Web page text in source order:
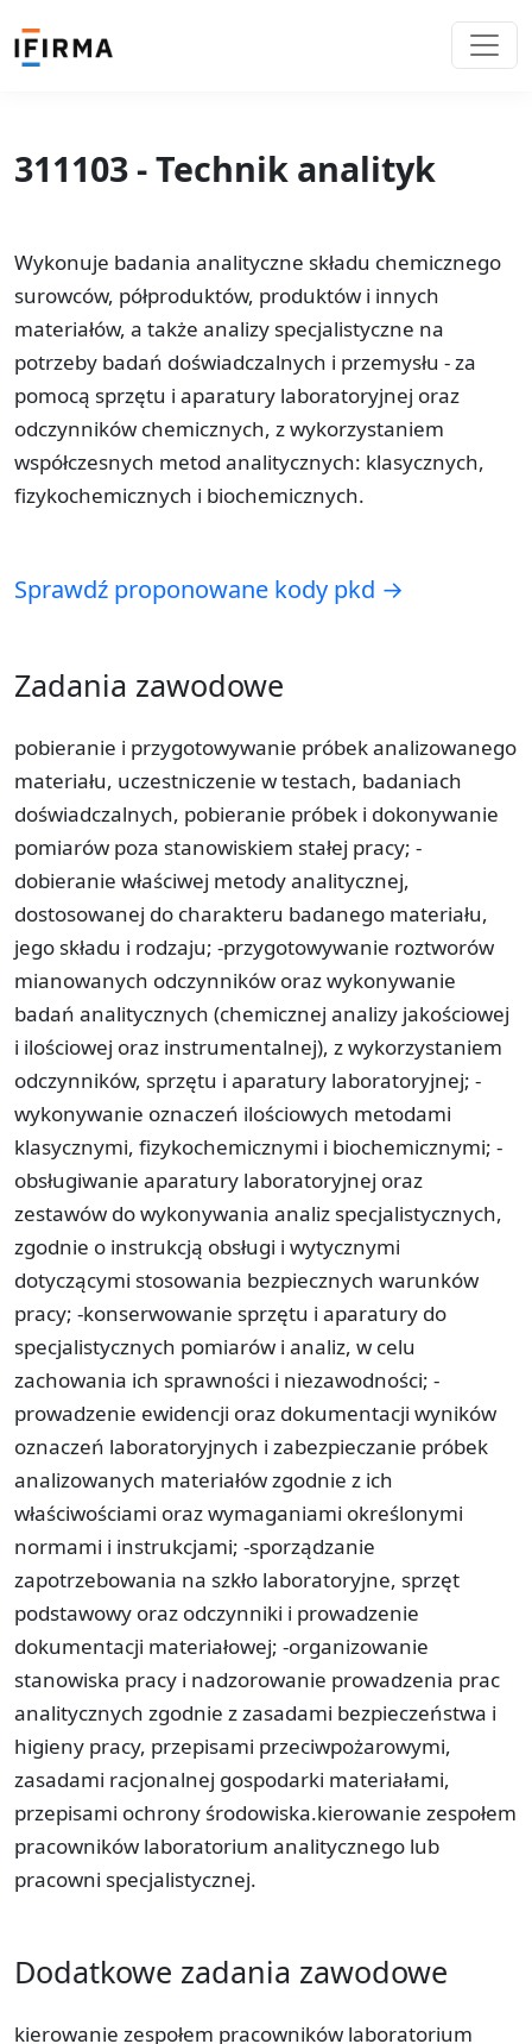
311103 - Technik analityk
Wykonuje badania analityczne składu chemicznego
surowców, półproduktów, produktów i innych
materiałów, a także analizy specjalistyczne na
potrzeby badań doświadczalnych i przemysłu - za
pomocą sprzętu i aparatury laboratoryjnej oraz
odczynników chemicznych, z wykorzystaniem
współczesnych metod analitycznych: klasycznych,
fizykochemicznych i biochemicznych.
Sprawdź proponowane kody pkd →
Zadania zawodowe
pobieranie i przygotowywanie próbek analizowanego
materiału, uczestniczenie w testach, badaniach
doświadczalnych, pobieranie próbek i dokonywanie
pomiarów poza stanowiskiem stałej pracy; -
dobieranie właściwej metody analitycznej,
dostosowanej do charakteru badanego materiału,
jego składu i rodzaju; -przygotowywanie roztworów
mianowanych odczynników oraz wykonywanie
badań analitycznych (chemicznej analizy jakościowej
i ilościowej oraz instrumentalnej), z wykorzystaniem
odczynników, sprzętu i aparatury laboratoryjnej; -
wykonywanie oznaczeń ilościowych metodami
klasycznymi, fizykochemicznymi i biochemicznymi; -
obsługiwanie aparatury laboratoryjnej oraz
zestawów do wykonywania analiz specjalistycznych,
zgodnie o instrukcją obsługi i wytycznymi
dotyczącymi stosowania bezpiecznych warunków
pracy; -konserwowanie sprzętu i aparatury do
specjalistycznych pomiarów i analiz, w celu
zachowania ich sprawności i niezawodności; -
prowadzenie ewidencji oraz dokumentacji wyników
oznaczeń laboratoryjnych i zabezpieczanie próbek
analizowanych materiałów zgodnie z ich
właściwościami oraz wymaganiami określonymi
normami i instrukcjami; -sporządzanie
zapotrzebowania na szkło laboratoryjne, sprzęt
podstawowy oraz odczynniki i prowadzenie
dokumentacji materiałowej; -organizowanie
stanowiska pracy i nadzorowanie prowadzenia prac
analitycznych zgodnie z zasadami bezpieczeństwa i
higieny pracy, przepisami przeciwpożarowymi,
zasadami racjonalnej gospodarki materiałami,
przepisami ochrony środowiska.kierowanie zespołem
pracowników laboratorium analitycznego lub
pracowni specjalistycznej.
Dodatkowe zadania zawodowe
kierowanie zespołem pracowników laboratorium